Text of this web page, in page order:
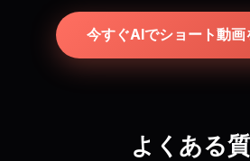
今すぐAIでショート動画
よくある